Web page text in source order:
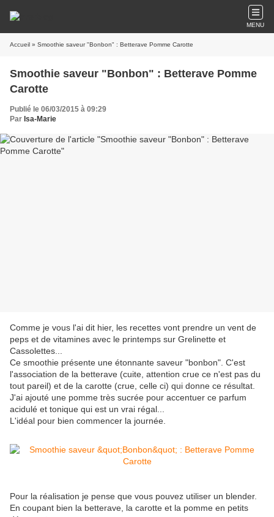
MENU
Accueil » Smoothie saveur "Bonbon" : Betterave Pomme Carotte
Smoothie saveur "Bonbon" : Betterave Pomme
Carotte
Publié le 06/03/2015 à 09:29
Par Isa-Marie
Comme je vous l'ai dit hier, les recettes vont prendre un vent de
peps et de vitamines avec le printemps sur Grelinette et
Cassolettes...
Ce smoothie présente une étonnante saveur "bonbon". C'est
l'association de la betterave (cuite, attention crue ce n'est pas du
tout pareil) et de la carotte (crue, celle ci) qui donne ce résultat.
J'ai ajouté une pomme très sucrée pour accentuer ce parfum
acidulé et tonique qui est un vrai régal...
L'idéal pour bien commencer la journée.
Pour la réalisation je pense que vous pouvez utiliser un blender.
En coupant bien la betterave, la carotte et la pomme en petits